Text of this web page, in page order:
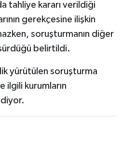
tahliye kararı verildiği
gerekçesine ilişkin
soruşturmanın diğer
belirtildi.
yürütülen soruşturma
ilgili kurumların